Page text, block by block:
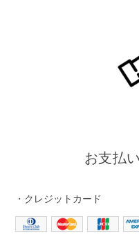
お支払
・クレジットカード